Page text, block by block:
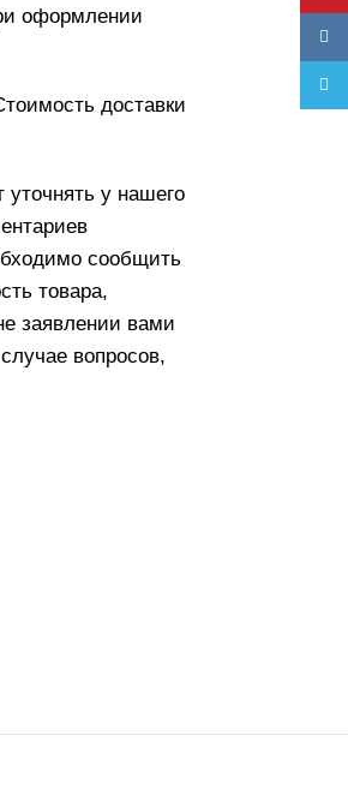
оформлении
доставки
уточнять у нашего
сообщить
товара,
заявлении вами
вопросов,
VK